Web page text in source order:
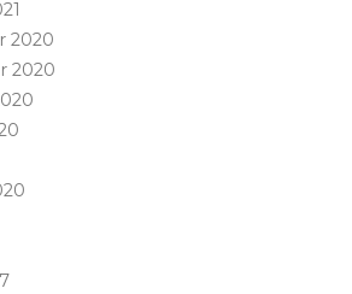
2020
2020